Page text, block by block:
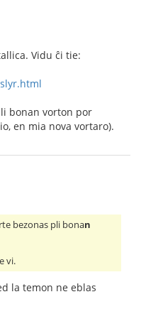
Vidu ĉi tie:
bonan vorton por
en mia nova vortaro).
bezonas pli bonan
vi.
la temon ne eblas